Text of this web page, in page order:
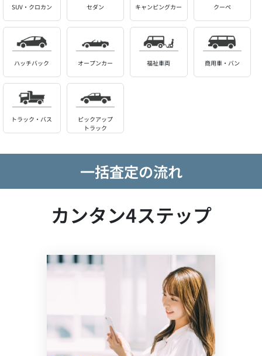
SUV・クロカン セダン キャンピングカー クーペ
ハッチバック オープンカー 福祉車両 商用車・バン
トラック・バス
ピックアップ
トラック
一括査定の流れ
カンタン4ステップ